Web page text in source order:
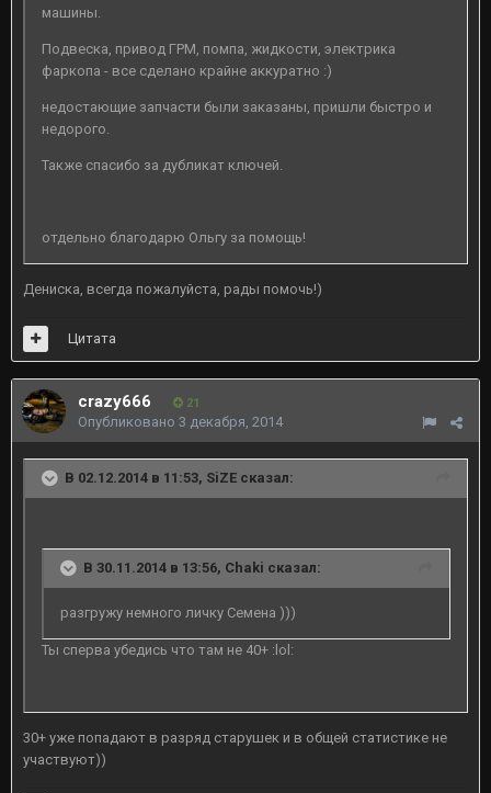
машины.
Подвеска, привод ГРМ, помпа, жидкости, электрика
фаркопа - все сделано крайне аккуратно :)
недостающие запчасти были заказаны, пришли быстро и
недорого.
Также спасибо за дубликат ключей.
отдельно благодарю Ольгу за помощь!
Дениска, всегда пожалуйста, рады помочь!)
Цитата
crazy666 21
Опубликовано 3 декабря, 2014
В 02.12.2014 в 11:53, SiZE сказал:
В 30.11.2014 в 13:56, Chaki сказал:
разгружу немного личку Семена )))
Ты сперва убедись что там не 40+ :lol:
30+ уже попадают в разряд старушек и в общей статистике не
участвуют))